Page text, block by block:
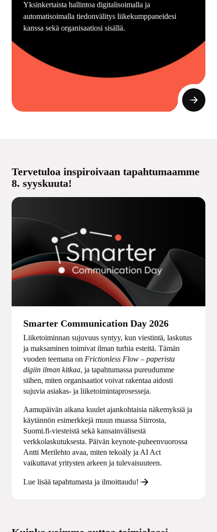
Yksinkertaista hallintoa digitalisoimalla ja
automatisoimalla tiedonvälitys liikekumppaneidesi
kanssa sekä organisaatiosi sisällä.
Tervetuloa inspiroivaan tapahtumaamme
8. syyskuuta!
Smarter Communication Day 2026
Liiketoiminnan sujuvuus syntyy, kun viestintä, laskutus
ja maksaminen toimivat ilman turhia esteitä. Tämän
vuoden teemana on Frictionless Flow – paperista
digiin ilman kitkaa, ja tapahtumassa pureudumme
siihen, miten organisaatiot voivat rakentaa aidosti
sujuvia asiakas- ja liiketoimintaprosesseja.
Aamupäivän aikana kuulet ajankohtaisia näkemyksiä ja
käytännön esimerkkejä muun muassa Siirrosta,
Suomi.fi-viesteistä sekä kansainvälisestä
verkkolaskutuksesta. Päivän keynote-puheenvuorossa
Antti Merilehto avaa, miten tekoäly ja AI Act
vaikuttavat yritysten arkeen ja tulevaisuuteen.
Lue lisää tapahtumasta ja ilmoittaudu!